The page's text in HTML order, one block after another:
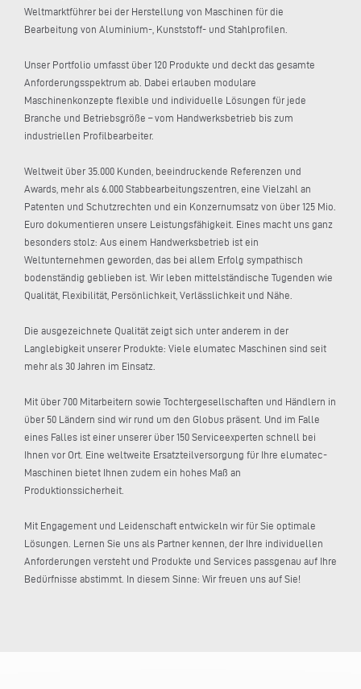
Weltmarktführer bei der Herstellung von Maschinen für die
Bearbeitung von Aluminium-, Kunststoff- und Stahlprofilen.
Unser Portfolio umfasst über 120 Produkte und deckt das gesamte
Anforderungsspektrum ab. Dabei erlauben modulare
Maschinenkonzepte flexible und individuelle Lösungen für jede
Branche und Betriebsgröße – vom Handwerksbetrieb bis zum
industriellen Profilbearbeiter.
Weltweit über 35.000 Kunden, beeindruckende Referenzen und
Awards, mehr als 6.000 Stabbearbeitungszentren, eine Vielzahl an
Patenten und Schutzrechten und ein Konzernumsatz von über 125 Mio.
Euro dokumentieren unsere Leistungsfähigkeit. Eines macht uns ganz
besonders stolz: Aus einem Handwerksbetrieb ist ein
Weltunternehmen geworden, das bei allem Erfolg sympathisch
bodenständig geblieben ist. Wir leben mittelständische Tugenden wie
Qualität, Flexibilität, Persönlichkeit, Verlässlichkeit und Nähe.
Die ausgezeichnete Qualität zeigt sich unter anderem in der
Langlebigkeit unserer Produkte: Viele elumatec Maschinen sind seit
mehr als 30 Jahren im Einsatz.
Mit über 700 Mitarbeitern sowie Tochtergesellschaften und Händlern in
über 50 Ländern sind wir rund um den Globus präsent. Und im Falle
eines Falles ist einer unserer über 150 Serviceexperten schnell bei
Ihnen vor Ort. Eine weltweite Ersatzteilversorgung für Ihre elumatec-
Maschinen bietet Ihnen zudem ein hohes Maß an
Produktionssicherheit.
Mit Engagement und Leidenschaft entwickeln wir für Sie optimale
Lösungen. Lernen Sie uns als Partner kennen, der Ihre individuellen
Anforderungen versteht und Produkte und Services passgenau auf Ihre
Bedürfnisse abstimmt. In diesem Sinne: Wir freuen uns auf Sie!